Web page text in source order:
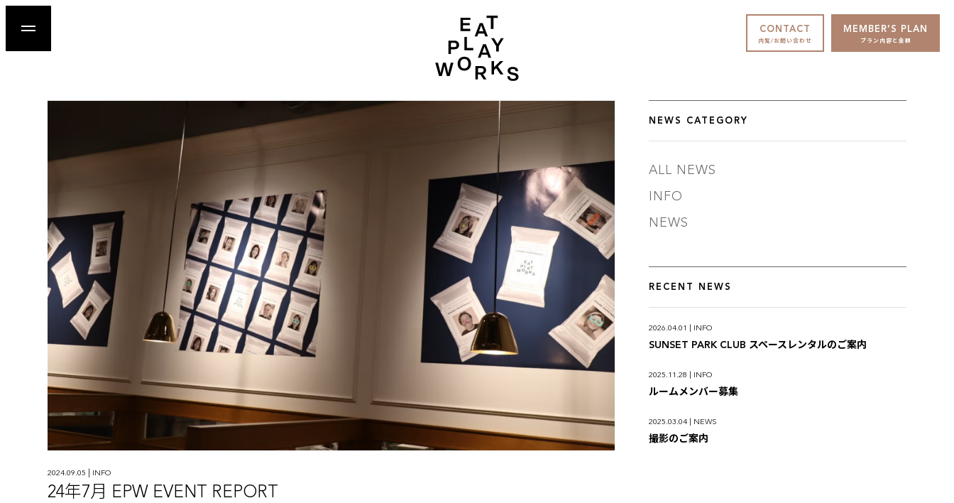
MEMBER’S PLAN
プラン内容と金額
CONTACT
内覧/お問い合わせ
2024.09.05 INFO
24年7月 EPW EVENT REPORT
NEWS CATEGORY
ALL NEWS
INFO
NEWS
RECENT NEWS
2026.04.01 INFO
SUNSET PARK CLUB スペースレンタルのご案内
2025.11.28 INFO
ルームメンバー募集
2025.03.04| NEWS
撮影のご案内